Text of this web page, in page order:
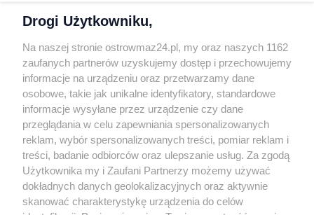
Kontakt
INFORMATOR
Bankomaty
Msze święte
Nocna pomoc lekarska
Taxi
REKLAMA
Banery i artykuły
Drogi Użytkowniku,
Na naszej stronie ostrowmaz24.pl, my oraz naszych 1162
zaufanych partnerów uzyskujemy dostęp i przechowujemy
informacje na urządzeniu oraz przetwarzamy dane
osobowe, takie jak unikalne identyfikatory, standardowe
informacje wysyłane przez urządzenie czy dane
przeglądania w celu zapewniania spersonalizowanych
reklam, wybór spersonalizowanych treści, pomiar reklam i
treści, badanie odbiorców oraz ulepszanie usług. Za zgodą
Użytkownika my i Zaufani Partnerzy możemy używać
dokładnych danych geolokalizacyjnych oraz aktywnie
skanować charakterystykę urządzenia do celów